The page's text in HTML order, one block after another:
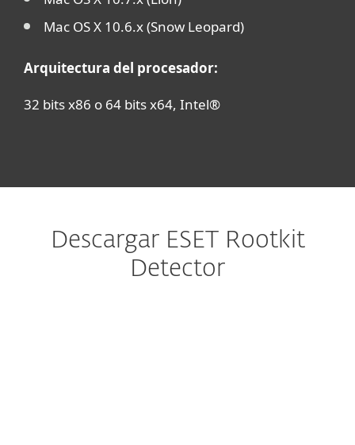
Mac OS X 10.6.x (Snow Leopard)
Arquitectura del procesador:
32 bits x86 o 64 bits x64, Intel®
Descargar ESET Rootkit
Detector